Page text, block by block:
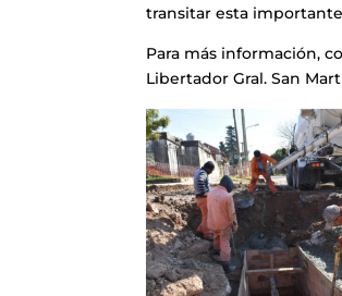
transitar esta
Para más información,
Libertador Gral. San